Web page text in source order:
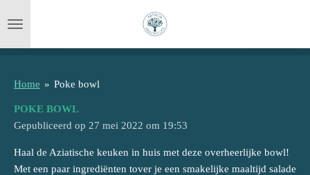
direct
naar
hoofdinhoud
Home » Poke bowl
POKE BOWL
Gepubliceerd op 27 mei 2022 om 19:53
Haal de Aziatische keuken in huis met deze overheerlijke bowl!
Met een paar ingrediënten tover je een smakelijke maaltijd salade